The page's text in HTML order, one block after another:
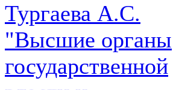
Тургаева А.С.
"Высшие органы
государственной